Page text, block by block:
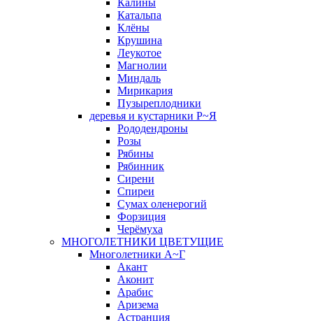
Калины
Катальпа
Клёны
Крушина
Леукотое
Магнолии
Миндаль
Мирикария
Пузыреплодники
деревья и кустарники Р~Я
Рододендроны
Розы
Рябины
Рябинник
Сирени
Спиреи
Сумах оленерогий
Форзиция
Черёмуха
МНОГОЛЕТНИКИ ЦВЕТУЩИЕ
Многолетники А~Г
Акант
Аконит
Арабис
Аризема
Астранция